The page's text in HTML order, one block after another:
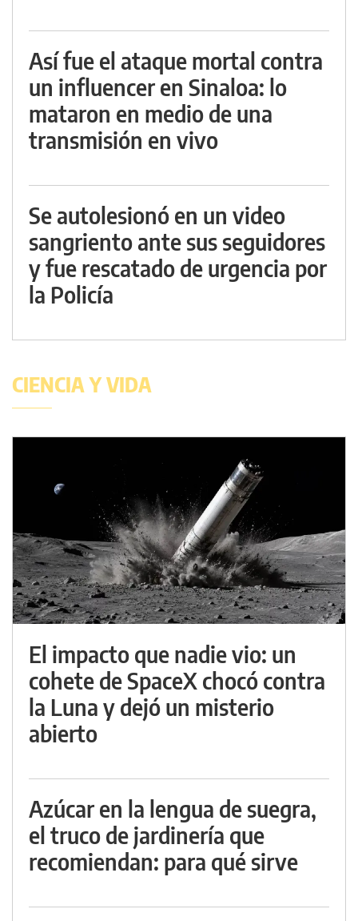
Así fue el ataque mortal contra
un influencer en Sinaloa: lo
mataron en medio de una
transmisión en vivo
Se autolesionó en un video
sangriento ante sus seguidores
y fue rescatado de urgencia por
la Policía
CIENCIA Y VIDA
El impacto que nadie vio: un
cohete de SpaceX chocó contra
la Luna y dejó un misterio
abierto
Azúcar en la lengua de suegra,
el truco de jardinería que
recomiendan: para qué sirve